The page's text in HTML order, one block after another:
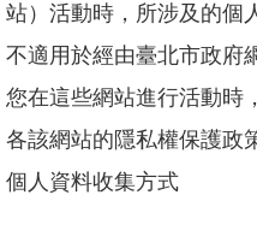
覽
臺
北
市
政
站）活動時，所涉及的個
不適用於經由臺北市政府
您在這些網站進行活動時
各該網站的隱私權保護政
個人資料收集方式